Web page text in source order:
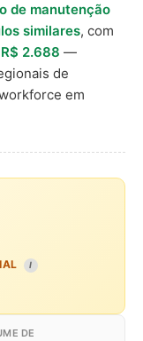
de manutenção
similares, com
R$ 2.688 —
de
em
I
DE